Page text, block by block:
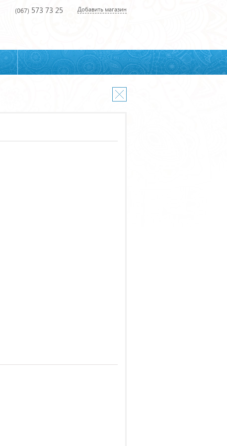
(067) 573 73 25 Добавить магазин